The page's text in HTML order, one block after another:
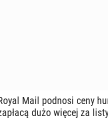
Mail podnosi ceny
dużo więcej za